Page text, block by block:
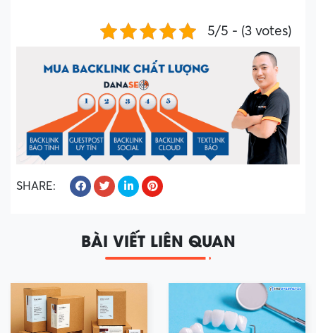
5/5 - (3 votes)
SHARE:
BÀI VIẾT LIÊN QUAN